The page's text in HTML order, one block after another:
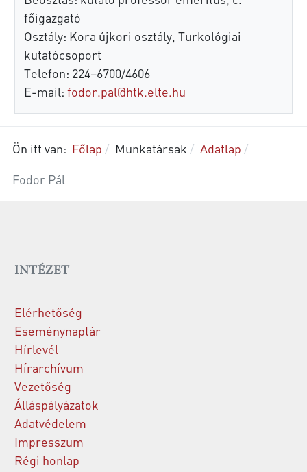
főigazgató
Osztály: Kora újkori osztály, Turkológiai
kutatócsoport
Telefon: 224–6700/4606
E-mail: fodor.pal@htk.elte.hu
Ön itt van: Főlap Munkatársak
Adatlap
Fodor Pál
INTÉZET
Elérhetőség
Eseménynaptár
Hírlevél
Hírarchívum
Vezetőség
Álláspályázatok
Adatvédelem
Impresszum
Régi honlap